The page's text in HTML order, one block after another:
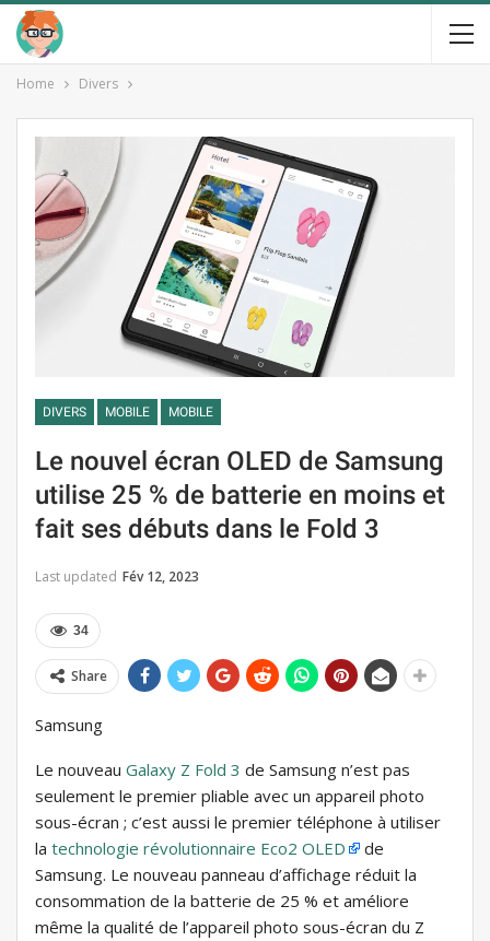
Home Divers
DIVERS MOBILE MOBILE
Le nouvel écran OLED de Samsung
utilise 25 % de batterie en moins et
fait ses débuts dans le Fold 3
Last updated Fév 12, 2023
34
Share
Samsung
Le nouveau Galaxy Z Fold 3 de Samsung n’est pas
seulement le premier pliable avec un appareil photo
sous-écran ; c’est aussi le premier téléphone à utiliser
la technologie révolutionnaire Eco2 OLED
de
Samsung. Le nouveau panneau d’affichage réduit la
consommation de la batterie de 25 % et améliore
même la qualité de l’appareil photo sous-écran du Z